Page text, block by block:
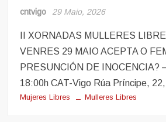
cntvigo 29 Maio, 2026
II XORNADAS MULLERES
VENRES 29 MAIO ACEPTA O
PRESUNCIÓN DE INOCENCIA?
18:00h CAT-Vigo Rúa Príncipe,
Mujeres Libres Mulleres Libres